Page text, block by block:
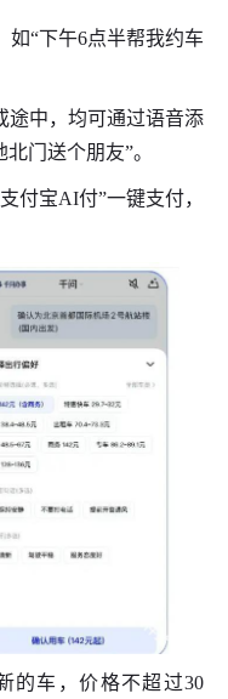
如“下午6点半帮我约车
途中，均可通过语音添
门送个朋友”。
付宝AI付”一键支付，
的车，价格不超过30